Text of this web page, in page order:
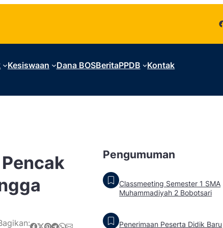
Facebook
Kesiswaan Dana BOSBeritaPPDB Kontak
Share on Facebook Share on X Share on Pinterest Share on TelegramShare on WhatsApp Share on Email
Pengumuman
Classmeeting Semester 1 SMA
Muhammadiyah 2 Bobotsari
Penerimaan Peserta Didik Baru